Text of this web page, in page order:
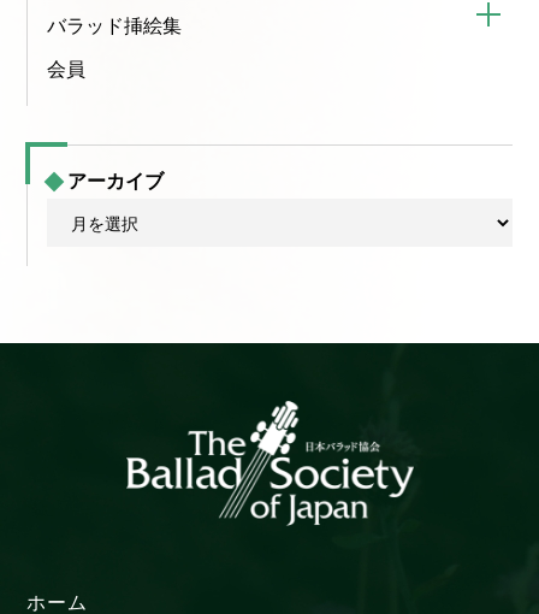
バラッド挿絵集
会員
アーカイブ
ブ
ホーム